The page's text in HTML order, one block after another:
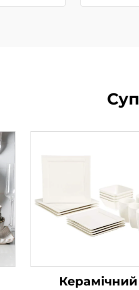
Керамічний